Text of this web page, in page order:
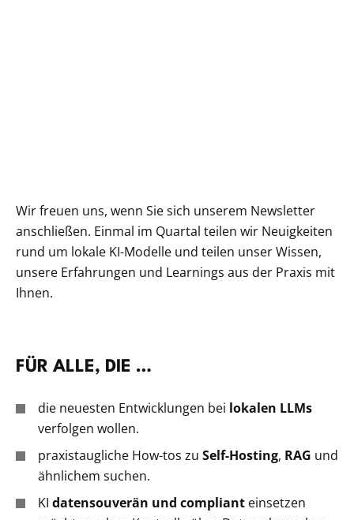
Wir freuen uns, wenn Sie sich unserem Newsletter
anschließen. Einmal im Quartal teilen wir Neuigkeiten
rund um lokale KI-Modelle und teilen unser Wissen,
unsere Erfahrungen und Learnings aus der Praxis mit
Ihnen.
FÜR ALLE, DIE …
die neuesten Entwicklungen bei lokalen LLMs
verfolgen wollen.
praxistaugliche How-tos zu Self-Hosting, RAG und
ähnlichem suchen.
KI datensouverän und compliant einsetzen